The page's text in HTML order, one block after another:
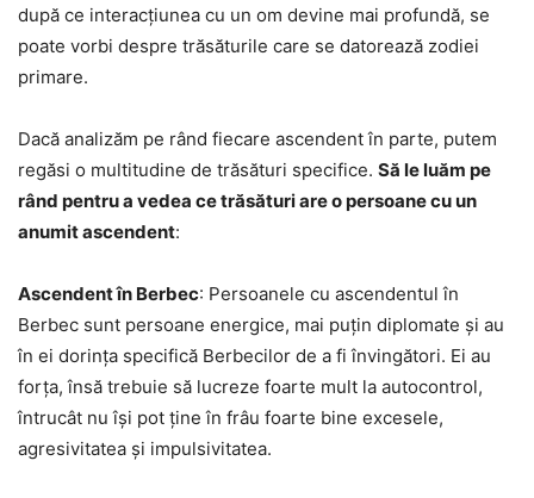
după ce interacțiunea cu un om devine mai profundă, se
poate vorbi despre trăsăturile care se datorează zodiei
primare.
Dacă analizăm pe rând fiecare ascendent în parte, putem
regăsi o multitudine de trăsături specifice. Să le luăm pe
rând pentru a vedea ce trăsături are o persoane cu un
anumit ascendent:
Ascendent în Berbec: Persoanele cu ascendentul în
Berbec sunt persoane energice, mai puțin diplomate și au
în ei dorința specifică Berbecilor de a fi învingători. Ei au
forța, însă trebuie să lucreze foarte mult la autocontrol,
întrucât nu își pot ține în frâu foarte bine excesele,
agresivitatea și impulsivitatea.